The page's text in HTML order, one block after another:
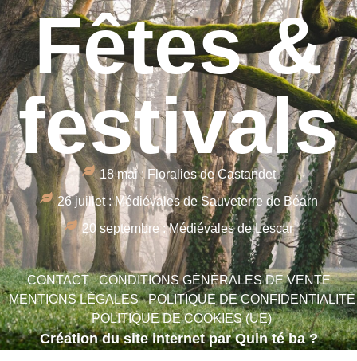
Fêtes &
festivals
18 mai : Floralies de Castandet
26 juillet : Médiévales de Sauveterre de Béarn
20 septembre : Médiévales de Lescar
CONTACT
CONDITIONS GÉNÉRALES DE VENTE
MENTIONS LÉGALES
POLITIQUE DE CONFIDENTIALITÉ
POLITIQUE DE COOKIES (UE)
Création du site internet par Quin té ba ?